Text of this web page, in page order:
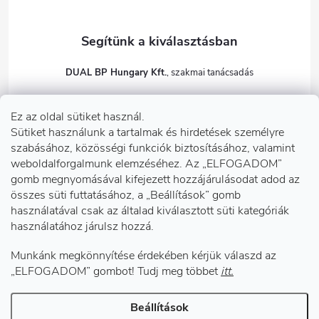
Ez az oldal sütiket használ.
Sütiket használunk a tartalmak és hirdetések személyre
szabásához, közösségi funkciók biztosításához, valamint
weboldalforgalmunk elemzéséhez. Az „ELFOGADOM”
gomb megnyomásával kifejezett hozzájárulásodat adod az
összes süti futtatásához, a „Beállítások” gomb
használatával csak az általad kiválasztott süti kategóriák
használatához járulsz hozzá.
Munkánk megkönnyítése érdekében kérjük válaszd az
„ELFOGADOM” gombot! Tudj meg többet itt.
Beállítások
Információk önnek
Telephelyeink
Facebook
DUAL BP Hungary Kft.
dualbp.hu